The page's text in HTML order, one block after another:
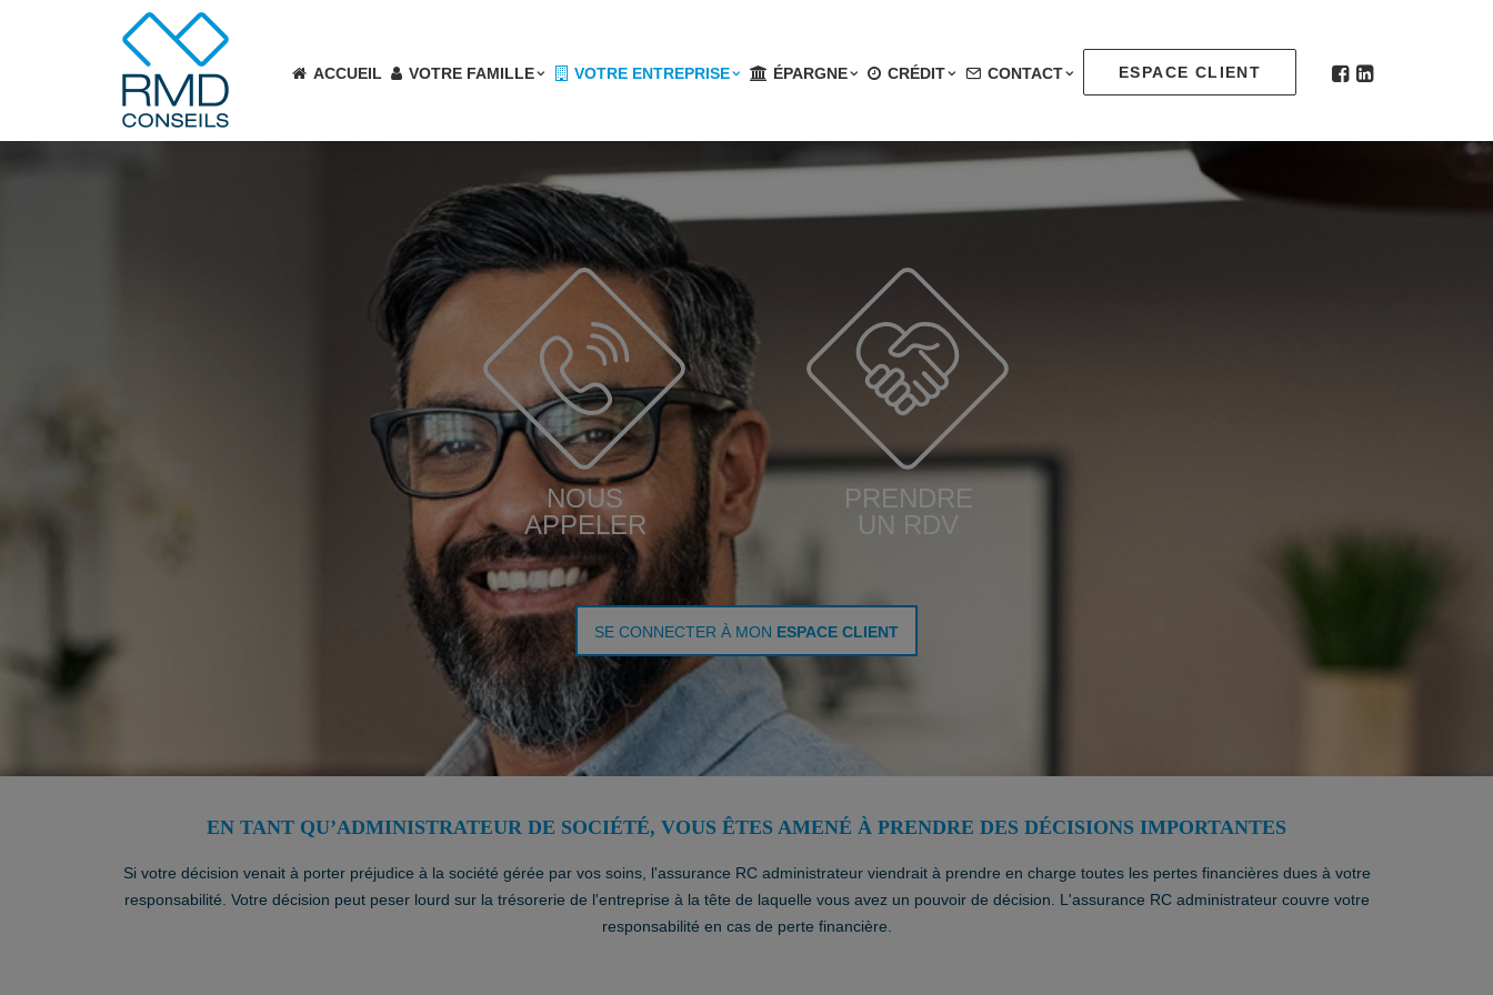
ACCUEIL VOTRE FAMILLE VOTRE ENTREPRISE ÉPARGNE CRÉDIT CONTACT ESPACE CLIENT
NOUS
APPELER
PRENDRE
UN RDV
SE CONNECTER À MON ESPACE CLIENT
EN TANT QU’ADMINISTRATEUR DE SOCIÉTÉ, VOUS ÊTES AMENÉ À PRENDRE DES DÉCISIONS IMPORTANTES
Si votre décision venait à porter préjudice à la société gérée par vos soins, l'assurance RC administrateur viendrait à prendre en charge toutes les pertes financières dues à votre
responsabilité. Votre décision peut peser lourd sur la trésorerie de l'entreprise à la tête de laquelle vous avez un pouvoir de décision. L'assurance RC administrateur couvre votre
responsabilité en cas de perte financière.